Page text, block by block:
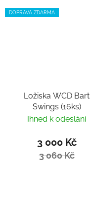
DOPRAVA ZDARMA
Ložiska WCD Bart
Swings (16ks)
Ihned k odeslání
3 000 Kč
3 060 Kč